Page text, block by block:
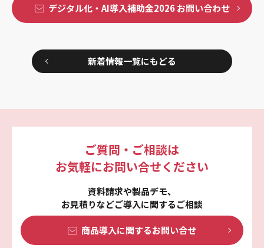
デジタル化・AI導入補助金2026 お問い合わせ
新着情報一覧にもどる
ご質問・ご相談は
お気軽にお問い合せください
資料請求や製品デモ、
お見積りなどご導入に関するご相談
商品導入に関するお問い合せ